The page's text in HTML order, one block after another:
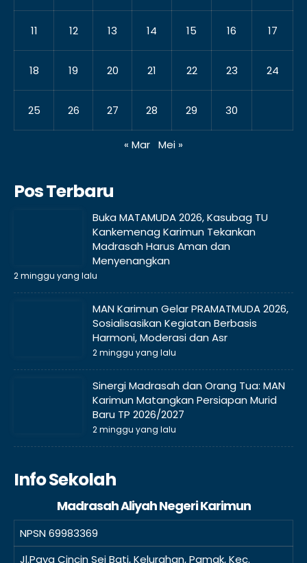
11 12 13 14 15 16 17
18 19 20 21 22 23 24
25 26 27 28 29 30
« Mar Mei »
Pos Terbaru
Buka MATAMUDA 2026, Kasubag TU
Kankemenag Karimun Tekankan
Madrasah Harus Aman dan
Menyenangkan
2 minggu yang lalu
MAN Karimun Gelar PRAMATMUDA 2026,
Sosialisasikan Kegiatan Berbasis
Harmoni, Moderasi dan Asr
2 minggu yang lalu
Sinergi Madrasah dan Orang Tua: MAN
Karimun Matangkan Persiapan Murid
Baru TP 2026/2027
2 minggu yang lalu
Info Sekolah
Madrasah Aliyah Negeri Karimun
NPSN69983369
Jl.Paya Cincin Sei Bati, Kelurahan, Pamak, Kec.